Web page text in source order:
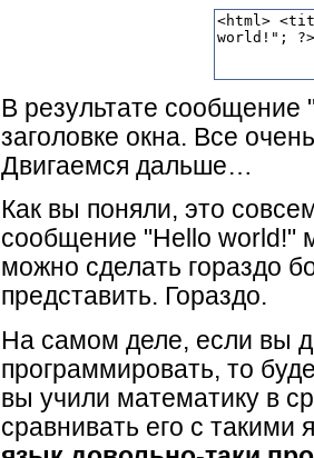
В результате сообщение
заголовке окна. Все
Двигаемся дальше…
Как вы поняли, это
сообщение "Hello world!"
можно сделать гораздо
представить. Гораздо.
На самом деле, если вы
программировать, то
вы учили математику в
сравнивать его с такими